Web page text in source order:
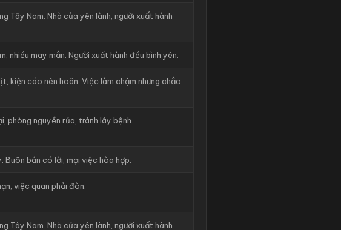
Tây Nam. Nhà cửa yên lành, người xuất hành
nhiều may mắn. Người xuất hành đều bình yên.
kiện cáo nên hoãn. Việc làm chậm nhưng chắc
phòng nguyền rủa, tránh lây bệnh.
bán có lời, mọi việc hòa hợp.
việc quan phải đòn.
Tây Nam. Nhà cửa yên lành, người xuất hành